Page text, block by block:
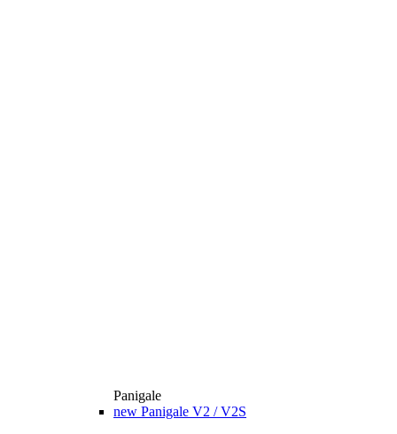
Panigale
new Panigale V2 / V2S